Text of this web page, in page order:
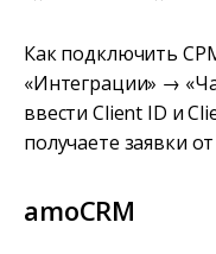
Как подключить
«Интеграции» →
ввести Client ID и
получаете заявки
amoCRM